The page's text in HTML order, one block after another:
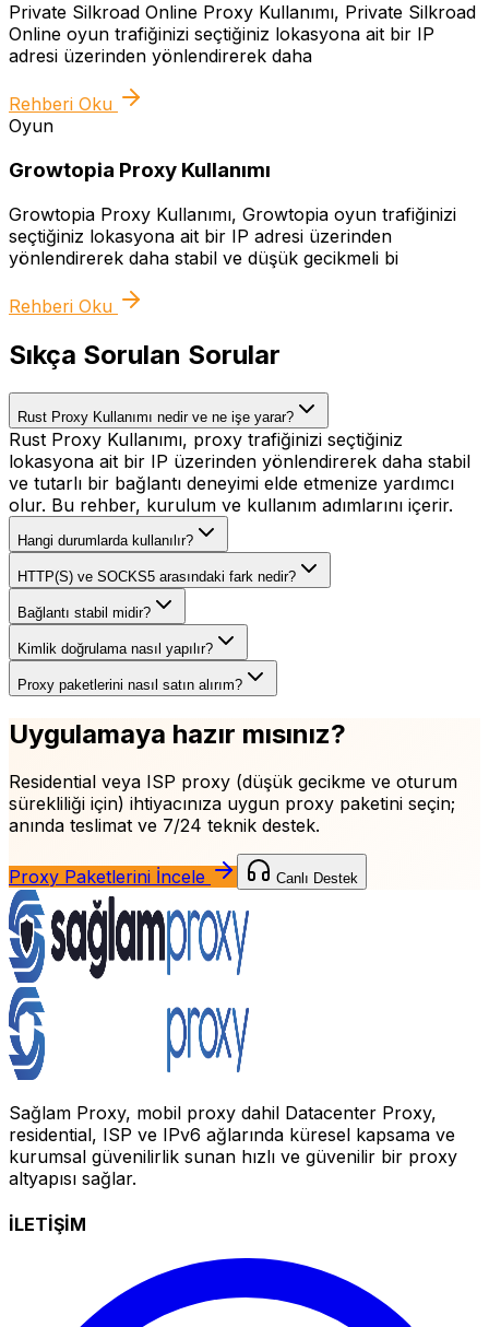
Private Silkroad Online Proxy Kullanımı, Private Silkroad
Online oyun trafiğinizi seçtiğiniz lokasyona ait bir IP
adresi üzerinden yönlendirerek daha
Rehberi Oku
Oyun
Growtopia Proxy Kullanımı
Growtopia Proxy Kullanımı, Growtopia oyun trafiğinizi
seçtiğiniz lokasyona ait bir IP adresi üzerinden
yönlendirerek daha stabil ve düşük gecikmeli bi
Rehberi Oku
Sıkça Sorulan Sorular
Rust Proxy Kullanımı nedir ve ne işe yarar?
Rust Proxy Kullanımı, proxy trafiğinizi seçtiğiniz
lokasyona ait bir IP üzerinden yönlendirerek daha stabil
ve tutarlı bir bağlantı deneyimi elde etmenize yardımcı
olur. Bu rehber, kurulum ve kullanım adımlarını içerir.
Hangi durumlarda kullanılır?
HTTP(S) ve SOCKS5 arasındaki fark nedir?
Bağlantı stabil midir?
Kimlik doğrulama nasıl yapılır?
Proxy paketlerini nasıl satın alırım?
Uygulamaya hazır mısınız?
Residential veya ISP proxy (düşük gecikme ve oturum
sürekliliği için) ihtiyacınıza uygun proxy paketini seçin;
anında teslimat ve 7/24 teknik destek.
Proxy Paketlerini İncele Canlı Destek
Sağlam Proxy, mobil proxy dahil Datacenter Proxy,
residential, ISP ve IPv6 ağlarında küresel kapsama ve
kurumsal güvenilirlik sunan hızlı ve güvenilir bir proxy
altyapısı sağlar.
İLETİŞİM